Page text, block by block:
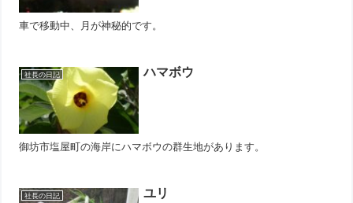
車で移動中、月が神秘的です。
社長の日記 ハマボウ
御坊市塩屋町の海岸にハマボウの群生地があります。
社長の日記 ユリ